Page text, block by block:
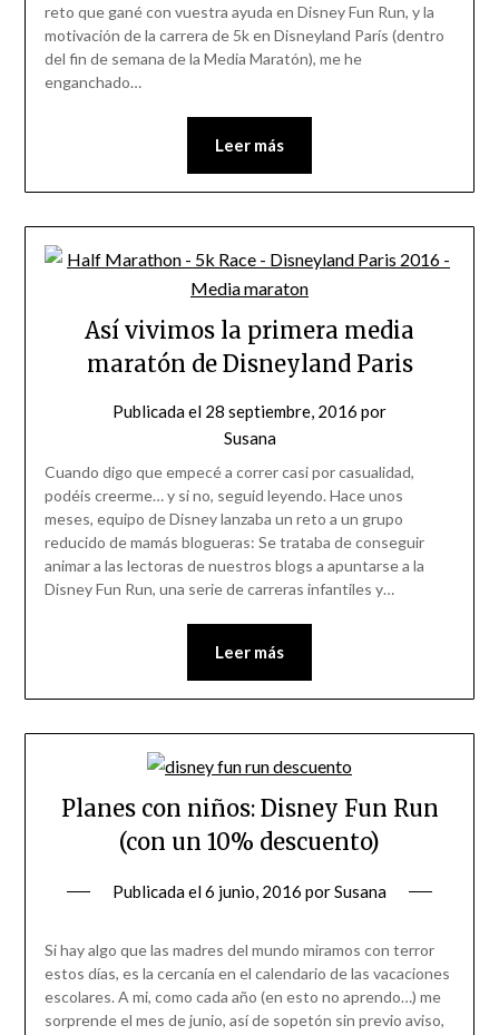
reto que gané con vuestra ayuda en Disney Fun Run, y la
motivación de la carrera de 5k en Disneyland París (dentro
del fin de semana de la Media Maratón), me he
enganchado…
Leer más
Así vivimos la primera media
maratón de Disneyland Paris
Publicada el 28 septiembre, 2016 por
Susana
Cuando digo que empecé a correr casi por casualidad,
podéis creerme… y si no, seguid leyendo. Hace unos
meses, equipo de Disney lanzaba un reto a un grupo
reducido de mamás blogueras: Se trataba de conseguir
animar a las lectoras de nuestros blogs a apuntarse a la
Disney Fun Run, una serie de carreras infantiles y…
Leer más
Planes con niños: Disney Fun Run
(con un 10% descuento)
Publicada el6 junio, 2016 porSusana
Si hay algo que las madres del mundo miramos con terror
estos días, es la cercanía en el calendario de las vacaciones
escolares. A mi, como cada año (en esto no aprendo…) me
sorprende el mes de junio, así de sopetón sin previo aviso,